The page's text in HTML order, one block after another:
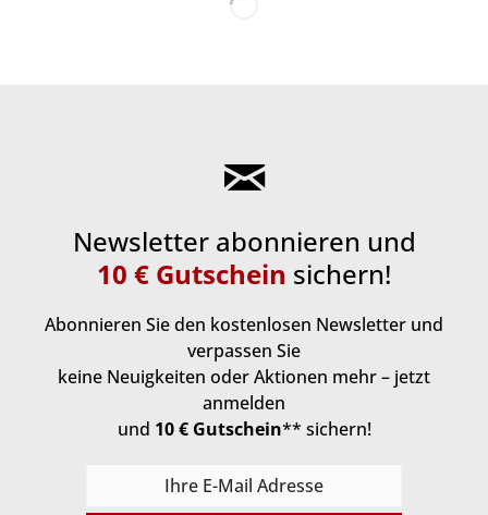
Newsletter abonnieren und
10 € Gutschein sichern!
Abonnieren Sie den kostenlosen Newsletter und
verpassen Sie
keine Neuigkeiten oder Aktionen mehr – jetzt
anmelden
und 10 € Gutschein** sichern!